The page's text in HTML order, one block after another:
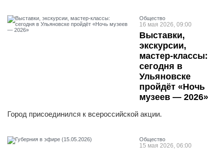
Общество
16 мая 2026, 09:00
Выставки,
экскурсии,
мастер-классы:
сегодня в
Ульяновске
пройдёт «Ночь
музеев — 2026»
Город присоединился к всероссийской акции.
Общество
15 мая 2026, 06:00